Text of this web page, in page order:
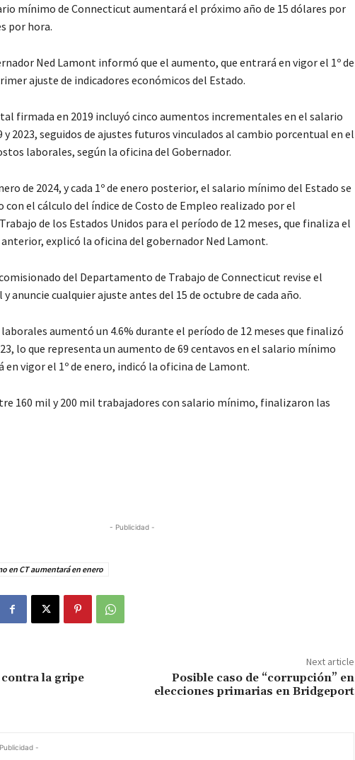
mínimo de Connecticut aumentará el próximo año de 15 dólares por
por hora.
Ned Lamont informó que el aumento, que entrará en vigor el 1º de
ajuste de indicadores económicos del Estado.
firmada en 2019 incluyó cinco aumentos incrementales en el salario
2023, seguidos de ajustes futuros vinculados al cambio porcentual en el
laborales, según la oficina del Gobernador.
de 2024, y cada 1º de enero posterior, el salario mínimo del Estado se
con el cálculo del índice de Costo de Empleo realizado por el
de los Estados Unidos para el período de 12 meses, que finaliza el
anterior, explicó la oficina del gobernador Ned Lamont.
del Departamento de Trabajo de Connecticut revise el
anuncie cualquier ajuste antes del 15 de octubre de cada año.
aumentó un 4.6% durante el período de 12 meses que finalizó
lo que representa un aumento de 69 centavos en el salario mínimo
vigor el 1º de enero, indicó la oficina de Lamont.
160 mil y 200 mil trabajadores con salario mínimo, finalizaron las
- Publicidad -
en CT aumentará en enero
la gripe
Next article
Posible caso de “corrupción” en
elecciones primarias en Bridgeport
-